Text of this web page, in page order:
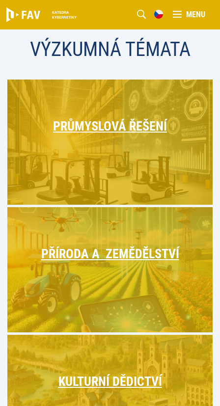
MENU
VÝZKUMNÁ TÉMATA
PRŮMYSLOVÁ ŘEŠENÍ
PŘÍRODA A ZEMĚDĚLSTVÍ
KULTURNÍ DĚDICTVÍ